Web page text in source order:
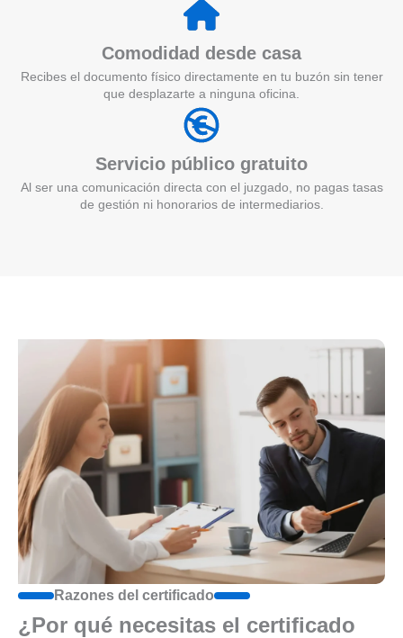
Comodidad desde casa
Recibes el documento físico directamente en tu buzón sin tener
que desplazarte a ninguna oficina.
Servicio público gratuito
Al ser una comunicación directa con el juzgado, no pagas tasas
de gestión ni honorarios de intermediarios.
Razones del certificado
¿Por qué necesitas el certificado